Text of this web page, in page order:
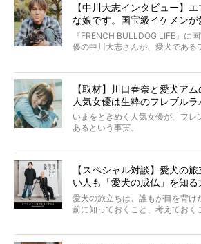
太郎のオーナーである佐藤さん
アについて詳しくお話しをうかが
り添いたいと思う。
その悲しみをいますぐ解消するこ
いて、泣いたり笑ったりするのも
こんな子だった、こんなにいい
ていたと。
ぼくらは上沼恵美子さんのご自
と思った。
【中川大志インタビュー】
な娘です。国宝級イケメン
ッグと一緒に登場
『FRENCH BULLDOG LIFE』
優の中川大志さんが、愛犬である
マちゃん（2歳の女の子）にメロ
中川さんを直撃。そのフレブル
カエピソードが次から次へと飛び
【取材】川口春奈と愛犬ア
人気女優は生粋のフレブルラ
いまをときめく人気女優が、フレ
あるという事実。
とりを目の当たりにするほどに
愛がわたしたちのそれとまったく
だかうれしくなってしまったので
春奈さんとアムちゃんのすてきな
小西がいつくしみながら、切り取
【スペシャル対談】愛犬の
い人も「愛犬の成仏」を知
はやとも×PELI】
愛犬の旅立ちは、誰もが目を背け
前に知っておくこと、考えておく